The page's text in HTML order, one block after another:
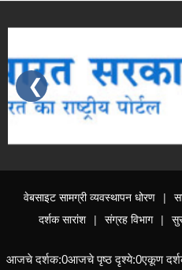
सहायक प्राध्यापक व कनिष्ठ
NEW
वाहन चालक चाचणी सूचना व
मुंबई
NEW
प्रयोगशाळा सहाय्यक (वर्ग-३)
NEW
❮
वेबसाइट सामग्री व्यवस्थापन धोरण
दर्शक सारांश
संग्रह विभाग
आजचे दर्शक:0आजचे पृष्ठ दृश्ये:0एकूण